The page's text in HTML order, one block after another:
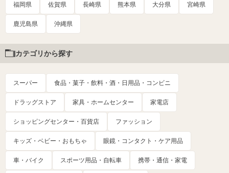
福岡県 佐賀県 長崎県 熊本県 大分県 宮崎県
鹿児島県 沖縄県
カテゴリから探す
スーパー 食品・菓子・飲料・酒・日用品・コンビニ
ドラッグストア 家具・ホームセンター 家電店
ショッピングセンター・百貨店 ファッション
キッズ・ベビー・おもちゃ 眼鏡・コンタクト・ケア用品
車・バイク スポーツ用品・自転車 携帯・通信・家電